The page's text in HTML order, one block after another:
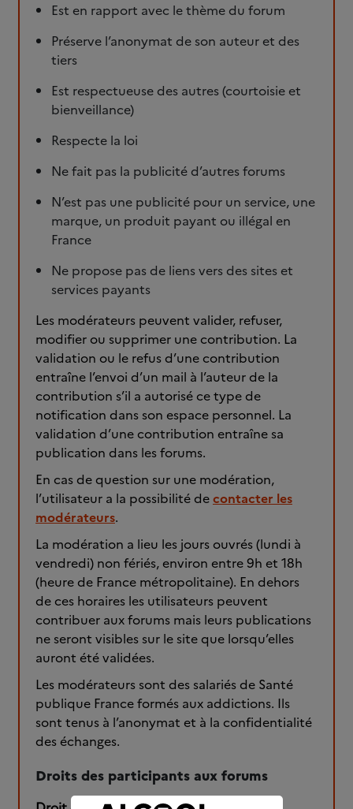
Est en rapport avec le thème du forum
Préserve l’anonymat de son auteur et des
tiers
Est respectueuse des autres (courtoisie et
bienveillance)
Respecte la loi
Ne fait pas la publicité d’autres forums
N’est pas une publicité pour un service, une
marque, un produit payant ou illégal en
France
Ne propose pas de liens vers des sites et
services payants
Les modérateurs peuvent valider, refuser,
modifier ou supprimer une contribution. La
validation ou le refus d’une contribution
entraîne l’envoi d’un mail à l’auteur de la
contribution s’il a autorisé ce type de
notification dans son espace personnel. La
validation d’une contribution entraîne sa
publication dans les forums.
En cas de question sur une modération,
l’utilisateur a la possibilité decontacter les
modérateurs.
La modération a lieu les jours ouvrés (lundi à
vendredi) non fériés, environ entre 9h et 18h
(heure de France métropolitaine). En dehors
de ces horaires les utilisateurs peuvent
contribuer aux forums mais leurs publications
ne seront visibles sur le site que lorsqu’elles
auront été validées.
Les modérateurs sont des salariés de Santé
publique France formés aux addictions. Ils
sont tenus à l’anonymat et à la confidentialité
des échanges.
Droits des participants aux forums